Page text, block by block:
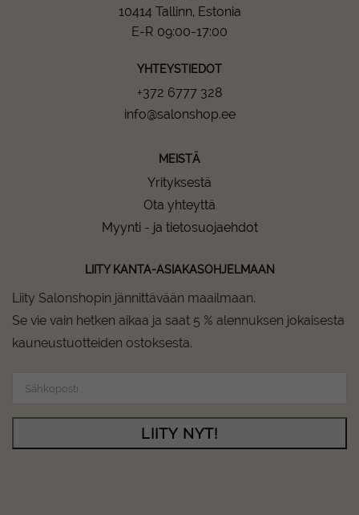
10414 Tallinn, Estonia
E-R 09:00-17:00
YHTEYSTIEDOT
+372 6777 328
info@salonshop.ee
MEISTÄ
Yrityksestä
Ota yhteyttä
Myynti - ja tietosuojaehdot
LIITY KANTA-ASIAKASOHJELMAAN
Liity Salonshopin jännittävään maailmaan.
Se vie vain hetken aikaa ja saat 5 % alennuksen jokaisesta
kauneustuotteiden ostoksesta.
LIITY NYT!